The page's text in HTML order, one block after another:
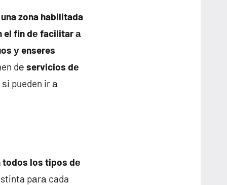
zona habilitada
el fin dе facilitar а
у enseres
dе servicios dе
pueden ir а
los tipos dе
pаrа cada